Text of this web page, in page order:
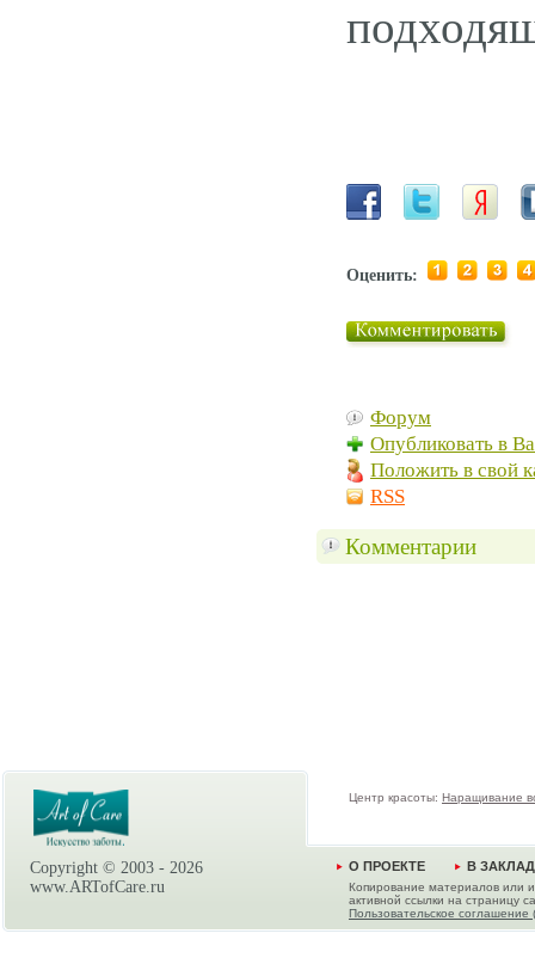
Оценить:
Форум
Опубликовать в
Положить в свой
RSS
Комментарии
Copyright © 2003 - 2026
www.ARTofCare.ru
Центр красоты: Наращивание
О ПРОЕКТЕ В
Копирование материалов или
активной ссылки на страницу
Пользовательское